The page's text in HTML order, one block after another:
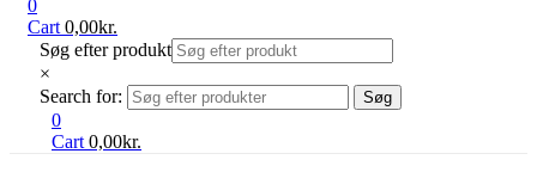
0
Cart 0,00kr.
Søg efter produkt
×
Search for:
Søg
0
Cart 0,00kr.